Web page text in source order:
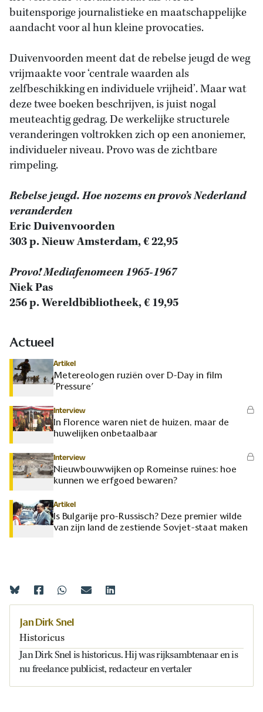
buitensporige journalistieke en maatschappelijke
aandacht voor al hun kleine provocaties.
Duivenvoorden meent dat de rebelse jeugd de weg
vrijmaakte voor ‘centrale waarden als
zelfbeschikking en individuele vrijheid’. Maar wat
deze twee boeken beschrijven, is juist nogal
meuteachtig gedrag. De werkelijke structurele
veranderingen voltrokken zich op een anoniemer,
individueler niveau. Provo was de zichtbare
rimpeling.
Rebelse jeugd. Hoe nozems en provo’s Nederland
veranderden
Eric Duivenvoorden
303 p. Nieuw Amsterdam, € 22,95
Provo! Mediafenomeen 1965-1967
Niek Pas
256 p. Wereldbibliotheek, € 19,95
Actueel
Artikel
Metereologen ruziën over D-Day in film
‘Pressure’
Interview
In Florence waren niet de huizen, maar de
huwelijken onbetaalbaar
Interview
Nieuwbouwwijken op Romeinse ruïnes: hoe
kunnen we erfgoed bewaren?
Artikel
Is Bulgarije pro-Russisch? Deze premier wilde
van zijn land de zestiende Sovjet-staat maken
Jan Dirk Snel
Historicus
Jan Dirk Snel is historicus. Hij was rijksambtenaar en is
nu freelance publicist, redacteur en vertaler